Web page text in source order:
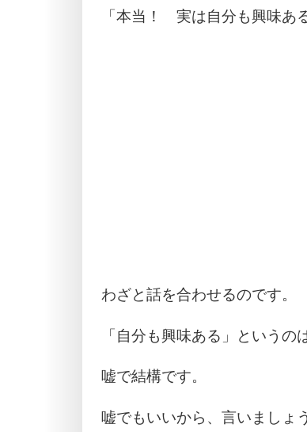
「本当！ 実は自分も興味あ
わざと話を合わせるのです。
「自分も興味ある」というの
嘘で結構です。
嘘でもいいから、言いましょう